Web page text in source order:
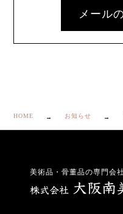
メール
HOME お知らせ
美術品・骨董品の専門会社